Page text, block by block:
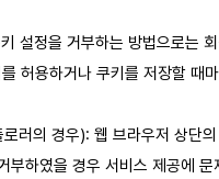
설정을 거부하는 방법으로는
허용하거나 쿠키를 저장할 때
러의 경우): 웹 브라우저 상단
부하였을 경우 서비스 제공에